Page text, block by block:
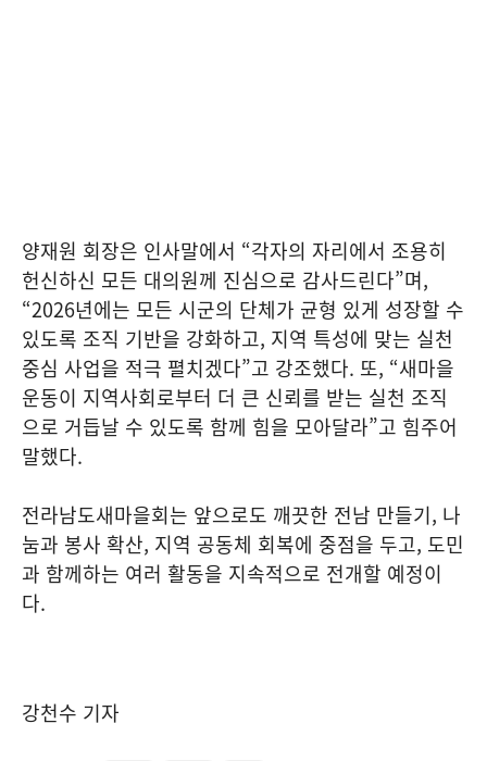
양재원 회장은 인사말에서 “각자의 자리에서 조용히
헌신하신 모든 대의원께 진심으로 감사드린다”며,
“2026년에는 모든 시군의 단체가 균형 있게 성장할 수
있도록 조직 기반을 강화하고, 지역 특성에 맞는 실천
중심 사업을 적극 펼치겠다”고 강조했다. 또, “새마을
운동이 지역사회로부터 더 큰 신뢰를 받는 실천 조직
으로 거듭날 수 있도록 함께 힘을 모아달라”고 힘주어
말했다.
전라남도새마을회는 앞으로도 깨끗한 전남 만들기, 나
눔과 봉사 확산, 지역 공동체 회복에 중점을 두고, 도민
과 함께하는 여러 활동을 지속적으로 전개할 예정이
다.
강천수 기자